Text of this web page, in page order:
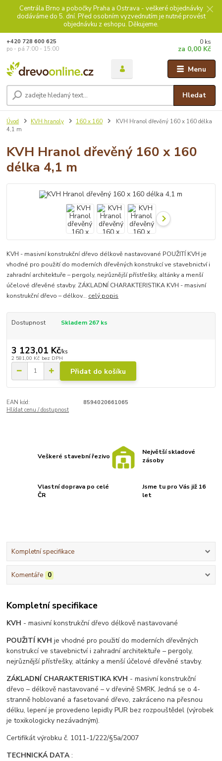
Centrála Brno a pobočky Praha a Ostrava - veškeré objednávky
dodáváme do 5. dní. Před osobním vyzvednutím je nutné provést
objednávku z eshopu. Děkujeme.
Menu
Hledat
+420 728 600 625
po - pá 7:00 - 15:00
0 ks
za 0,00 Kč
Úvod KVH hranoly 160 x 160
KVH Hranol dřevěný 160 x 160 délka
4,1 m
KVH Hranol dřevěný 160 x 160
délka 4,1 m
KVH - masivní konstrukční dřevo délkově nastavované POUŽITÍ KVH je
vhodné pro použití do moderních dřevěných konstrukcí ve stavebnictví i
zahradní architektuře – pergoly, nejrůznější přístřešky, altánky a menší
účelové dřevěné stavby. ZÁKLADNÍ CHARAKTERISTIKA KVH - masivní
konstrukční dřevo – délkov... celý popis
Dostupnost Skladem 267 ks
3 123,01 Kč/ks
2 581,00 Kč bez DPH
Přidat do košíku
EAN kód:
8594020661065
Hlídat cenu / dostupnost
Veškeré stavební řezivo
Největší skladové
zásoby
Vlastní doprava po celé
ČR
Jsme tu pro Vás již 16
let
Kompletní specifikace
Komentáře 0
Kompletní specifikace
KVH - masivní konstrukční dřevo délkově nastavované
POUŽITÍ KVH je vhodné pro použití do moderních dřevěných
konstrukcí ve stavebnictví i zahradní architektuře – pergoly,
nejrůznější přístřešky, altánky a menší účelové dřevěné stavby.
ZÁKLADNÍ CHARAKTERISTIKA KVH - masivní konstrukční
dřevo – délkově nastavované – v dřevině SMRK. Jedná se o 4-
stranně hoblované a fasetované dřevo, zakráceno na přesnou
délku, lepení je provedeno lepidly PUR bez rozpouštědel (výrobek
je toxikologicky nezávadným).
Certifikát výrobku č. 1011-1/222/§5a/2007
TECHNICKÁ DATA: